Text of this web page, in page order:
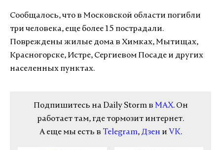
Сообщалось, что в Московской области погибли
три человека, еще более 15 пострадали.
Повреждены жилые дома в Химках, Мытищах,
Красногорске, Истре, Сергиевом Посаде и других
населенных пунктах.
Подпишитесь на Daily Storm в MAX. Он
работает там, где тормозит интернет.
А еще мы есть в Telegram, Дзен и VK.